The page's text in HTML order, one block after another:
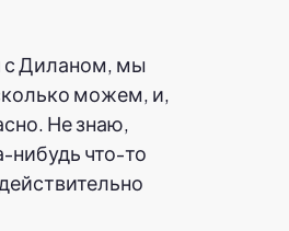
с Диланом, мы
можем, и,
Не знаю,
нибудь что-то